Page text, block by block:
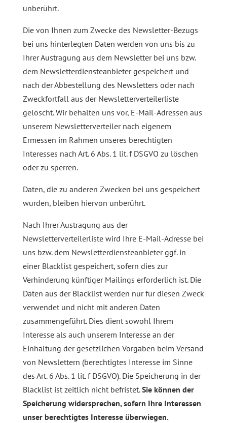
unberührt.
Die von Ihnen zum Zwecke des Newsletter-Bezugs
bei uns hinterlegten Daten werden von uns bis zu
Ihrer Austragung aus dem Newsletter bei uns bzw.
dem Newsletterdiensteanbieter gespeichert und
nach der Abbestellung des Newsletters oder nach
Zweckfortfall aus der Newsletterverteilerliste
gelöscht. Wir behalten uns vor, E-Mail-Adressen aus
unserem Newsletterverteiler nach eigenem
Ermessen im Rahmen unseres berechtigten
Interesses nach Art. 6 Abs. 1 lit. f DSGVO zu löschen
oder zu sperren.
Daten, die zu anderen Zwecken bei uns gespeichert
wurden, bleiben hiervon unberührt.
Nach Ihrer Austragung aus der
Newsletterverteilerliste wird Ihre E-Mail-Adresse bei
uns bzw. dem Newsletterdiensteanbieter ggf. in
einer Blacklist gespeichert, sofern dies zur
Verhinderung künftiger Mailings erforderlich ist. Die
Daten aus der Blacklist werden nur für diesen Zweck
verwendet und nicht mit anderen Daten
zusammengeführt. Dies dient sowohl Ihrem
Interesse als auch unserem Interesse an der
Einhaltung der gesetzlichen Vorgaben beim Versand
von Newslettern (berechtigtes Interesse im Sinne
des Art. 6 Abs. 1 lit. f DSGVO). Die Speicherung in der
Blacklist ist zeitlich nicht befristet.Sie können der
Speicherung widersprechen, sofern Ihre Interessen
unser berechtigtes Interesse überwiegen.